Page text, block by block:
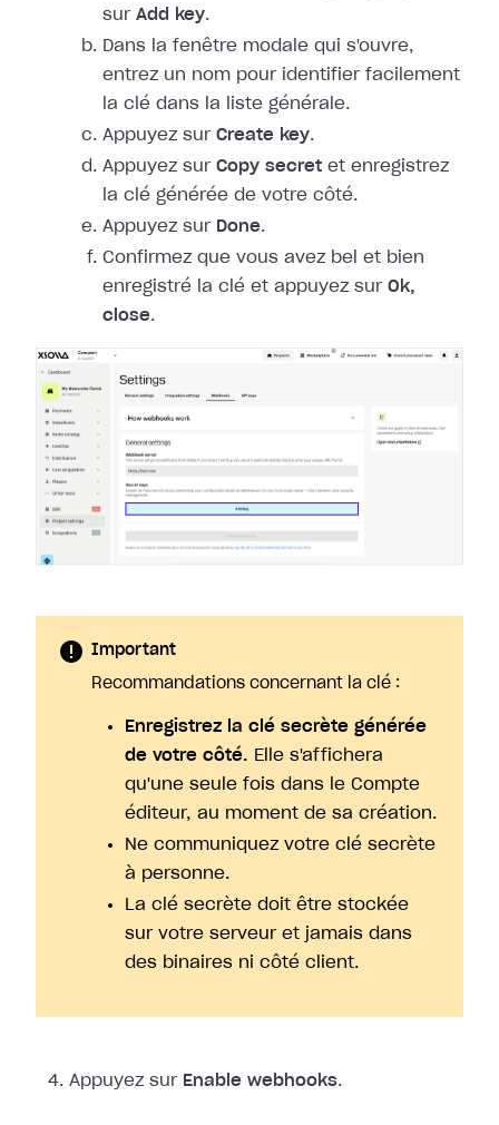
sur Add key.
Dans la fenêtre modale qui s'ouvre,
entrez un nom pour identifier facilement
la clé dans la liste générale.
Appuyez sur Create key.
Appuyez sur Copy secret et enregistrez
la clé générée de votre côté.
Appuyez sur Done.
Confirmez que vous avez bel et bien
enregistré la clé et appuyez sur Ok,
close.
Important
Recommandations concernant la clé :
Enregistrez la clé secrète générée
de votre côté. Elle s'affichera
qu'une seule fois dans le Compte
éditeur, au moment de sa création.
Ne communiquez votre clé secrète
à personne.
La clé secrète doit être stockée
sur votre serveur et jamais dans
des binaires ni côté client.
Appuyez sur Enable webhooks.